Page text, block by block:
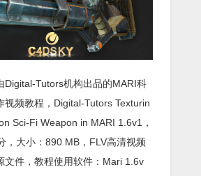
Digital-Tutors机构出品的MARI科
视频教程，Digital-Tutors Texturin
Sci-Fi Weapon in MARI 1.6v1，
，大小：890 MB，FLV高清视频
文件，教程使用软件：Mari 1.6v